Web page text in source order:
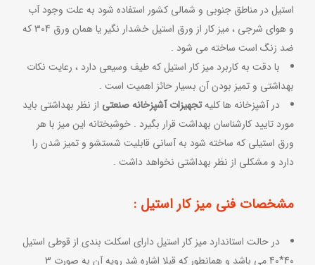
استیل در مناطق جنوبی و شمالی کشور استفاده شود به علت وجود آب
و هوای شرجی ، میز کار از ورق استیل خشدار نگیر یا همان ورق 304 که
ضد زنگ است ساخته می شود .
با دقت به کاربرد میز کار استیل که طیف وسیعی دارد ، رعایت نکات
بهداشتی و تمیز بودن آن بسیار حائز اهمیت است .
در آشپزخانه ها کلیهتجهیزات آشپزخانه صنعتی از نظر بهداشتی باید
مورد تایید کارشناسان بهداشت قرار بگیرد . خوشبختانه این میز با هر
ورق استیلی که ساخته شود به آسانی قابلیت شستشو و تمیز شدن را
دارد و مشکلی از نظر بهداشتی نخواهد داشت .
مشخصات فنی میز کار استیل :
در حالت استاندارد میز کار استیل دارای اسکلت بندی از قوطی استیل
40*40 می باشد و همانطور که قبلا اشاره شد رویه آن به صورت 3